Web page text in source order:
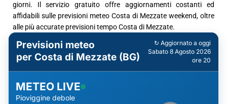
giorni. Il servizio gratuito offre aggiornamenti costanti ed
affidabili sulle previsioni meteo Costa di Mezzate weekend, oltre
alle più accurate previsioni tempo Costa di Mezzate.
Previsioni meteo
per Costa di Mezzate (BG)
↻ Aggiornato a oggi
Sabato 8 Agosto 2026
ore 20
METEO LIVE
Pioviggine debole